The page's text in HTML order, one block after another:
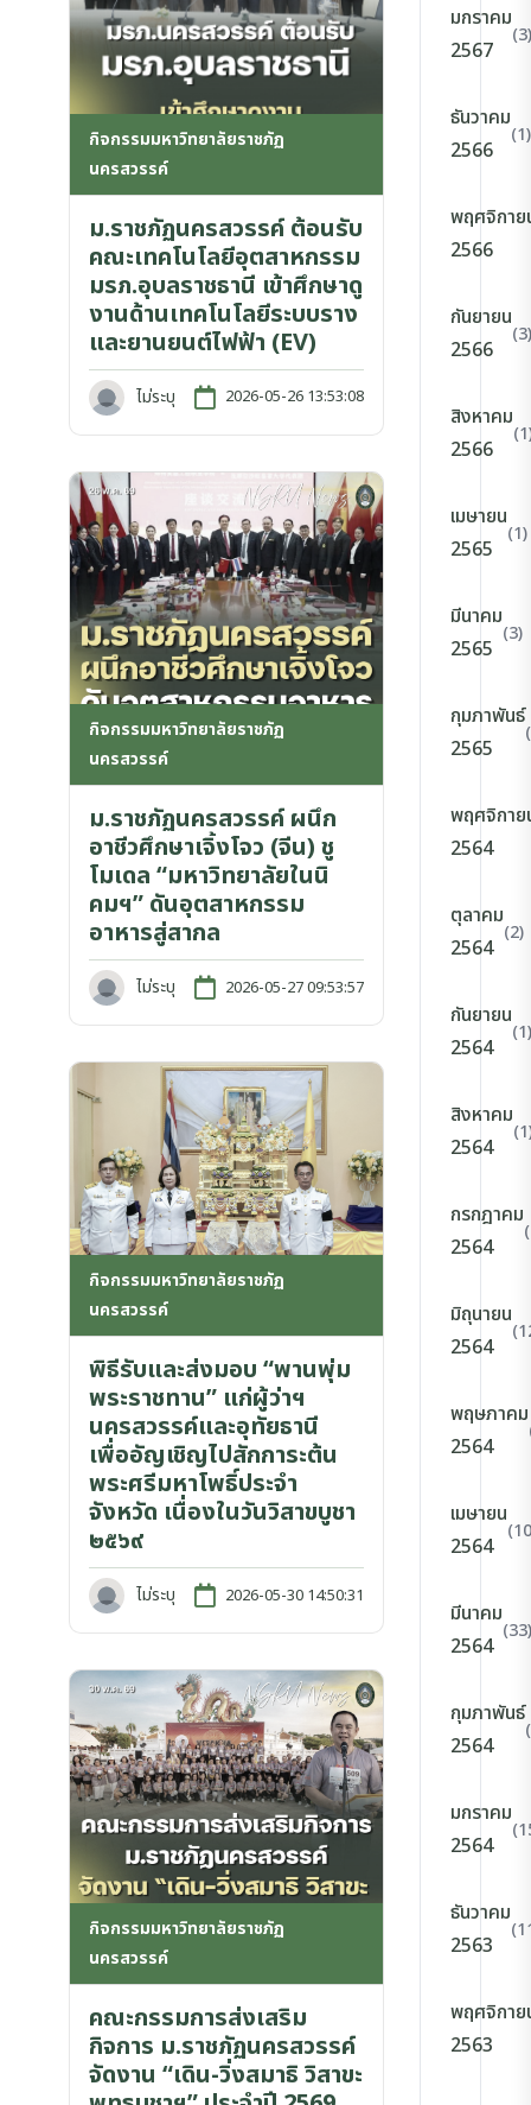
กิจกรรมมหาวิทยาลัยราชภัฏ
นครสวรรค์
ม.ราชภัฏนครสวรรค์ ต้อนรับ
คณะเทคโนโลยีอุตสาหกรรม
มรภ.อุบลราชธานี เข้าศึกษาดู
งานด้านเทคโนโลยีระบบราง
และยานยนต์ไฟฟ้า (EV)
ไม่ระบุ 2026-05-26 13:53:08
กิจกรรมมหาวิทยาลัยราชภัฏ
นครสวรรค์
ม.ราชภัฏนครสวรรค์ ผนึก
อาชีวศึกษาเจิ้งโจว (จีน) ชู
โมเดล “มหาวิทยาลัยในนิ
คมฯ” ดันอุตสาหกรรม
อาหารสู่สากล
ไม่ระบุ 2026-05-27 09:53:57
กิจกรรมมหาวิทยาลัยราชภัฏ
นครสวรรค์
พิธีรับและส่งมอบ “พานพุ่ม
พระราชทาน” แก่ผู้ว่าฯ
นครสวรรค์และอุทัยธานี
เพื่ออัญเชิญไปสักการะต้น
พระศรีมหาโพธิ์ประจำ
จังหวัด เนื่องในวันวิสาขบูชา
๒๕๖๙
ไม่ระบุ 2026-05-30 14:50:31
กิจกรรมมหาวิทยาลัยราชภัฏ
นครสวรรค์
คณะกรรมการส่งเสริม
กิจการ ม.ราชภัฏนครสวรรค์
จัดงาน “เดิน-วิ่งสมาธิ วิสาขะ
มกราคม
2567
(3)
ธันวาคม
2566
(1)
พฤศจิกาย
2566
กันยายน
2566
(3)
สิงหาคม
2566
เมษายน
2565
(1)
มีนาคม
2565
(3)
กุมภาพันธ์
2565
พฤศจิกาย
2564
ตุลาคม
2564
(2)
กันยายน
2564
(1)
สิงหาคม
2564
กรกฎาคม
2564
มิถุนายน
2564
พฤษภาคม
2564
เมษายน
2564
มีนาคม
2564
(33)
กุมภาพันธ์
2564
มกราคม
2564
ธันวาคม
2563
พฤศจิกาย
2563